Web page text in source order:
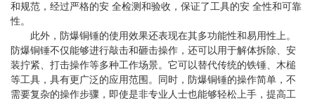
和规范，经过严格的安 全检测和验收，保证了工具的安 全性和可靠
性。
此外，防爆铜锤的使用效果还表现在其多功能性和易用性上。
防爆铜锤不仅能够进行敲击和砸击操作，还可以用于解体拆除、安
装拧紧、打击操作等多种工作场景。它可以替代传统的铁锤、木槌
等工具，具有更广泛的应用范围。同时，防爆铜锤的操作简单，不
需要复杂的操作步骤，即使是非专业人士也能够轻松上手，提高工